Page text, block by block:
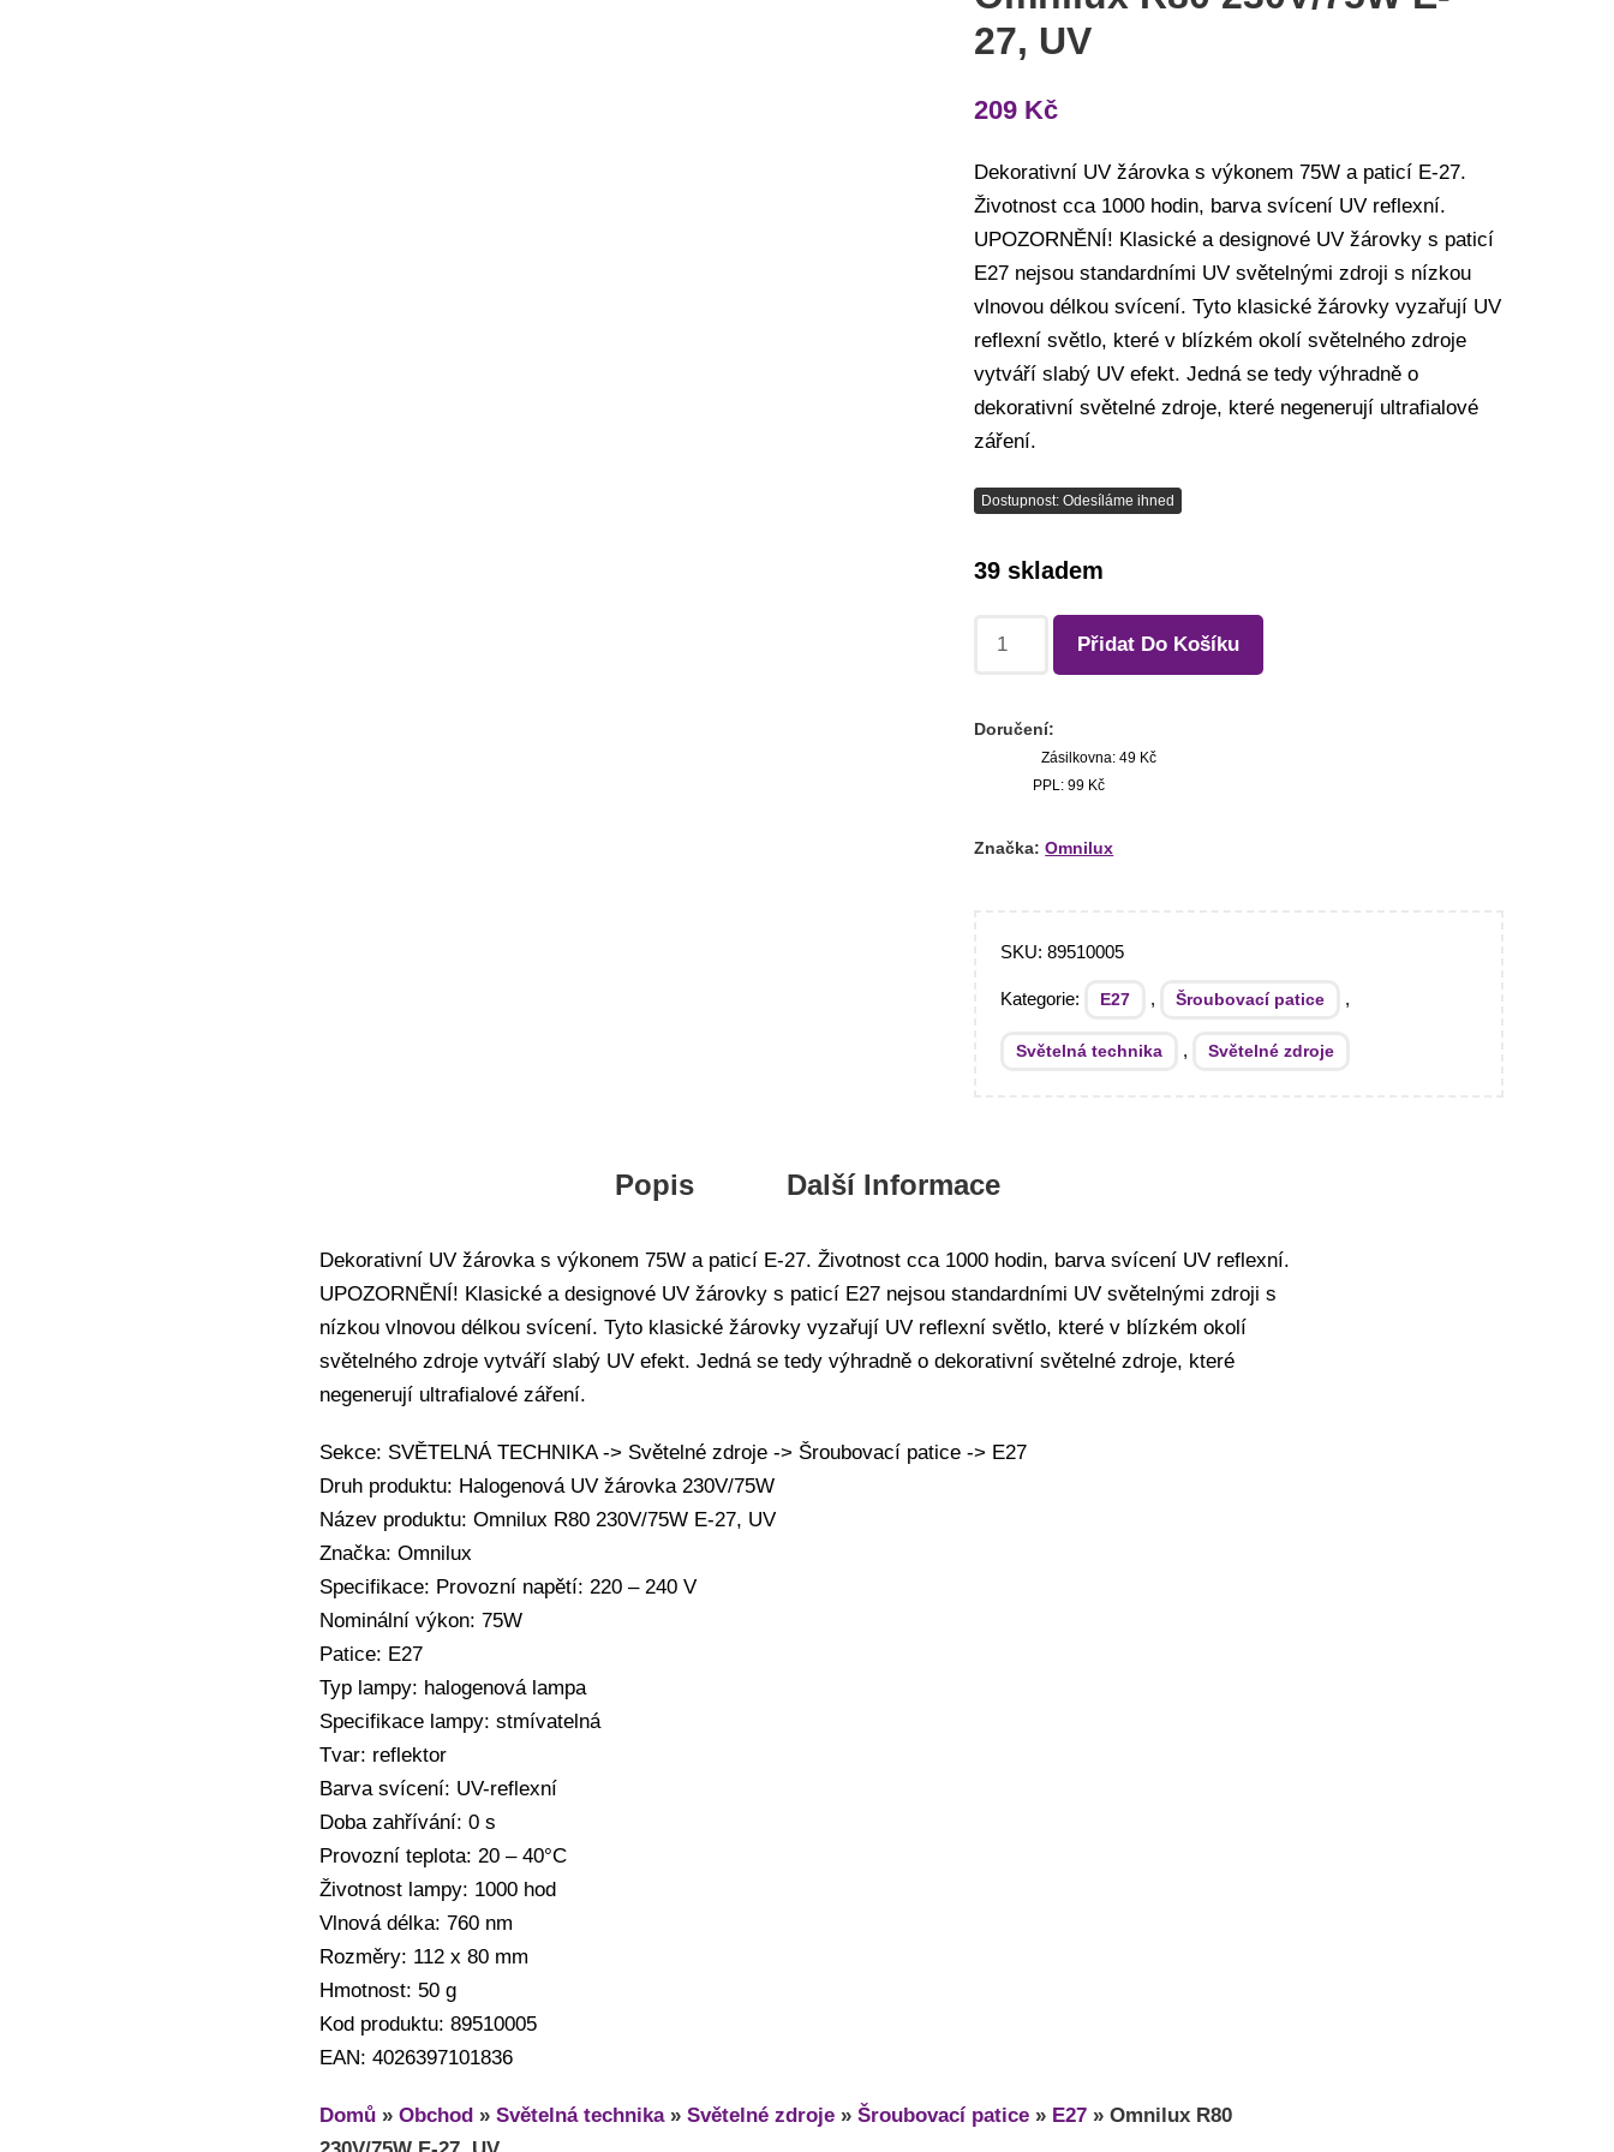
27, UV
209 Kč
Dekorativní UV žárovka s výkonem 75W a paticí E-27.
Životnost cca 1000 hodin, barva svícení UV reflexní.
UPOZORNĚNÍ! Klasické a designové UV žárovky s paticí
E27 nejsou standardními UV světelnými zdroji s nízkou
vlnovou délkou svícení. Tyto klasické žárovky vyzařují UV
reflexní světlo, které v blízkém okolí světelného zdroje
vytváří slabý UV efekt. Jedná se tedy výhradně o
dekorativní světelné zdroje, které negenerují ultrafialové
záření.
Dostupnost: Odesíláme ihned
39 skladem
Přidat Do Košíku
Doručení:
Zásilkovna: 49 Kč
PPL: 99 Kč
Značka: Omnilux
SKU:89510005
Kategorie: E27 , Šroubovací patice ,
Světelná technika , Světelné zdroje
Popis Další Informace
Dekorativní UV žárovka s výkonem 75W a paticí E-27. Životnost cca 1000 hodin, barva svícení UV reflexní.
UPOZORNĚNÍ! Klasické a designové UV žárovky s paticí E27 nejsou standardními UV světelnými zdroji s
nízkou vlnovou délkou svícení. Tyto klasické žárovky vyzařují UV reflexní světlo, které v blízkém okolí
světelného zdroje vytváří slabý UV efekt. Jedná se tedy výhradně o dekorativní světelné zdroje, které
negenerují ultrafialové záření.
Sekce: SVĚTELNÁ TECHNIKA -> Světelné zdroje -> Šroubovací patice -> E27
Druh produktu: Halogenová UV žárovka 230V/75W
Název produktu: Omnilux R80 230V/75W E-27, UV
Značka: Omnilux
Specifikace: Provozní napětí: 220 – 240 V
Nominální výkon: 75W
Patice: E27
Typ lampy: halogenová lampa
Specifikace lampy: stmívatelná
Tvar: reflektor
Barva svícení: UV-reflexní
Doba zahřívání: 0 s
Provozní teplota: 20 – 40°C
Životnost lampy: 1000 hod
Vlnová délka: 760 nm
Rozměry: 112 x 80 mm
Hmotnost: 50 g
Kod produktu: 89510005
EAN: 4026397101836
Domů » Obchod » Světelná technika» Světelné zdroje » Šroubovací patice » E27 » Omnilux R80